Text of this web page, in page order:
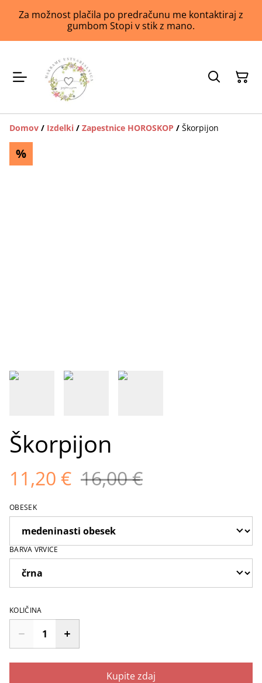
Za možnost plačila po predračunu me kontaktiraj z
gumbom Stopi v stik z mano.
Domov / Izdelki / Zapestnice HOROSKOP / Škorpijon
%
Škorpijon
11,20 € 16,00 €
OBESEK
BARVA VRVICE
KOLIČINA
Kupite zdaj